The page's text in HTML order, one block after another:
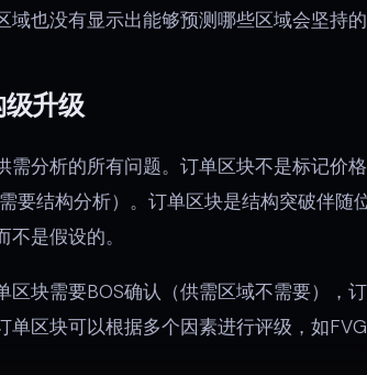
域也没有显示出能够预测哪些区域会坚持的
升级
需分析的所有问题。订单区块不是标记价
需要结构分析）。订单区块是结构突破伴
是假设的。
区块需要BOS确认（供需区域不需要），
单区块可以根据多个因素进行评级，如